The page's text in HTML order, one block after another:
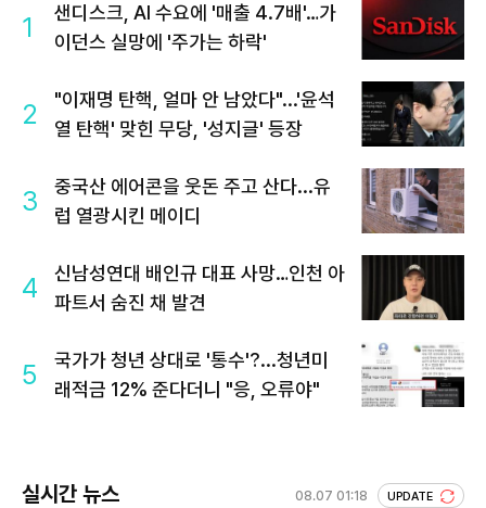
1
샌디스크, AI 수요에 '매출 4.7배'…가
이던스 실망에 '주가는 하락'
2
"이재명 탄핵, 얼마 안 남았다"...'윤석
열 탄핵' 맞힌 무당, '성지글' 등장
3
중국산 에어콘을 웃돈 주고 산다...유
럽 열광시킨 메이디
4
신남성연대 배인규 대표 사망…인천 아
파트서 숨진 채 발견
5
국가가 청년 상대로 '통수'?...청년미
래적금 12% 준다더니 "응, 오류야"
실시간 뉴스 08.07 01:18 UPDATE